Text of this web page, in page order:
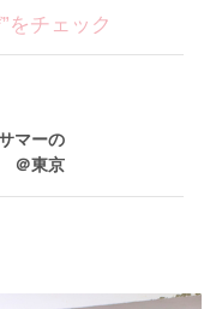
をチェック
マーの
＠東京